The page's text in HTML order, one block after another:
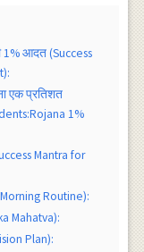
1% आदत (Success
एक प्रतिशत
1%
Mantra for
Routine):
Mahatva):
Plan):